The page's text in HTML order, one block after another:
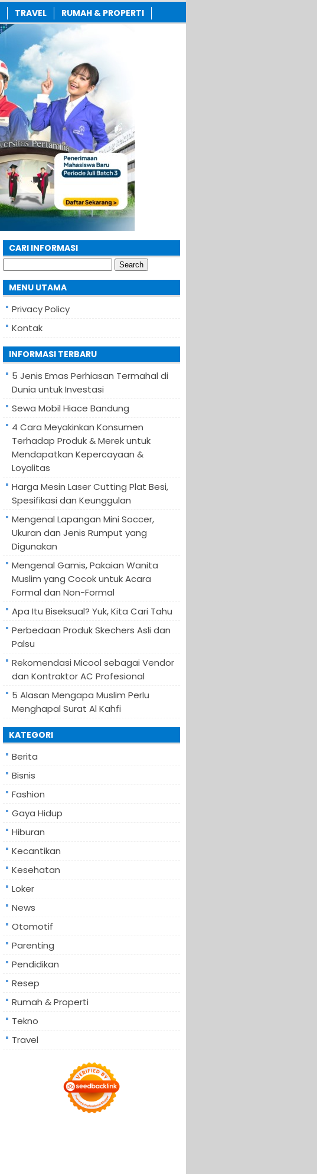
TRAVEL RUMAH & PROPERTI
CARI INFORMASI
for:
MENU UTAMA
Privacy Policy
Kontak
INFORMASI TERBARU
5 Jenis Emas Perhiasan Termahal di
Dunia untuk Investasi
Sewa Mobil Hiace Bandung
4 Cara Meyakinkan Konsumen
Terhadap Produk & Merek untuk
Mendapatkan Kepercayaan &
Loyalitas
Harga Mesin Laser Cutting Plat Besi,
Spesifikasi dan Keunggulan
Mengenal Lapangan Mini Soccer,
Ukuran dan Jenis Rumput yang
Digunakan
Mengenal Gamis, Pakaian Wanita
Muslim yang Cocok untuk Acara
Formal dan Non-Formal
Apa Itu Biseksual? Yuk, Kita Cari Tahu
Perbedaan Produk Skechers Asli dan
Palsu
Rekomendasi Micool sebagai Vendor
dan Kontraktor AC Profesional
5 Alasan Mengapa Muslim Perlu
Menghapal Surat Al Kahfi
KATEGORI
Berita
Bisnis
Fashion
Gaya Hidup
Hiburan
Kecantikan
Kesehatan
Loker
News
Otomotif
Parenting
Pendidikan
Resep
Rumah & Properti
Tekno
Travel